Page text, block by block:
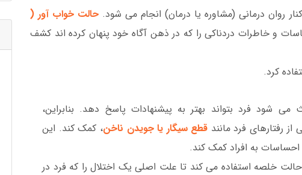
روان درمانی (مشاوره یا درمان) انجام می شود. حالت خواب آور (
و خاطرات دردناکی را که در ذهن آگاه خود پنهان کرده اند کشف
کرد.
شود فرد بتواند بهتر به پیشنهادات پاسخ دهد. بنابراین،
از رفتارهای فرد مانند قطع سیگار یا جویدن ناخن، کمک کند. این
به افراد کمک کند.
خلصه استفاده می کند تا علت اصلی یک اختلال را که فرد در